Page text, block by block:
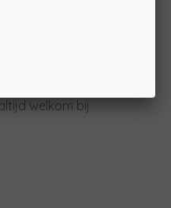
uit een prachtig
aan te pas. Het geluid
haard helemaal af!
welkom bij